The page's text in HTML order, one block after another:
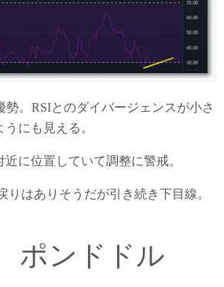
勢。RSIとのダイバージェンスが小さ
にも見える。
に位置していて調整に警戒。
りはありそうだが引き続き下目線。
ポンドドル